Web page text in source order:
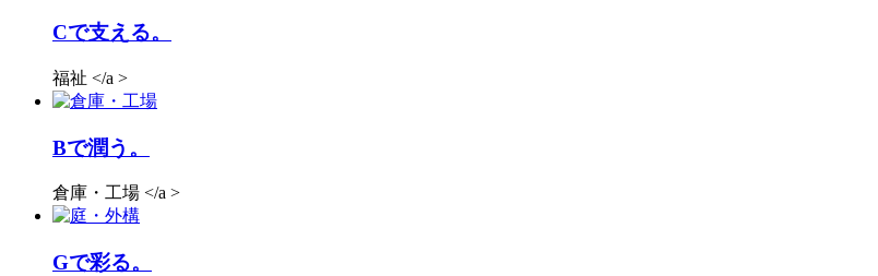
Cで支える。
福祉 </a >
Bで潤う。
倉庫・工場 </a >
Gで彩る。